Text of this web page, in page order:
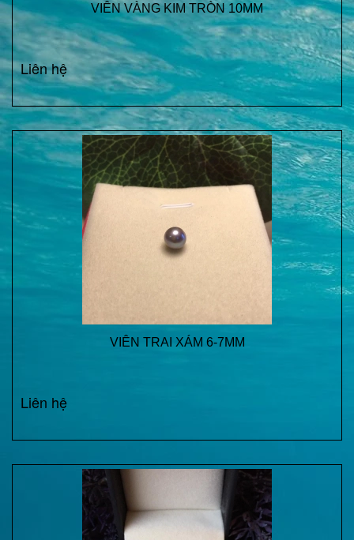
VIÊN VÀNG KIM TRÒN 10MM
Liên hệ
VIÊN TRAI XÁM 6-7MM
Liên hệ